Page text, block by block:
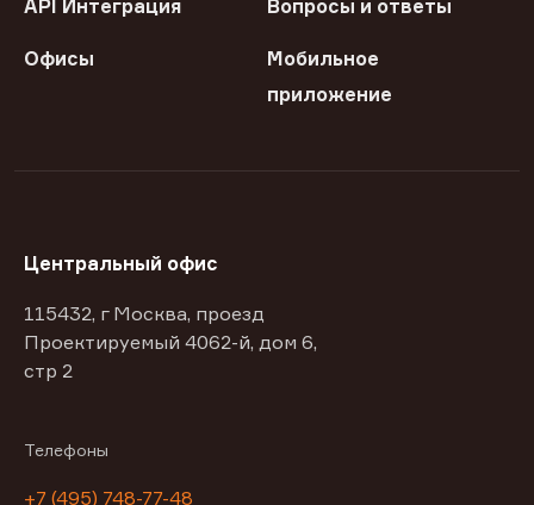
API Интеграция Вопросы и ответы
Офисы
Мобильное
приложение
Центральный офис
115432, г Москва, проезд
Проектируемый 4062-й, дом 6,
стр 2
Телефоны
+7 (495) 748-77-48